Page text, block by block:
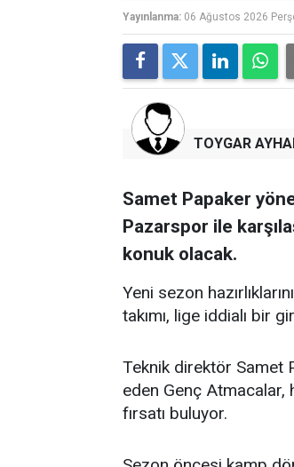
Yayınlanma: 06 Ağustos 2026
TOYGAR
Samet Papaker
Pazarspor ile
konuk olacak.
Yeni sezon
takımı, lige iddialı bir
Teknik direktör Samet
eden Genç Atmacalar,
fırsatı buluyor.